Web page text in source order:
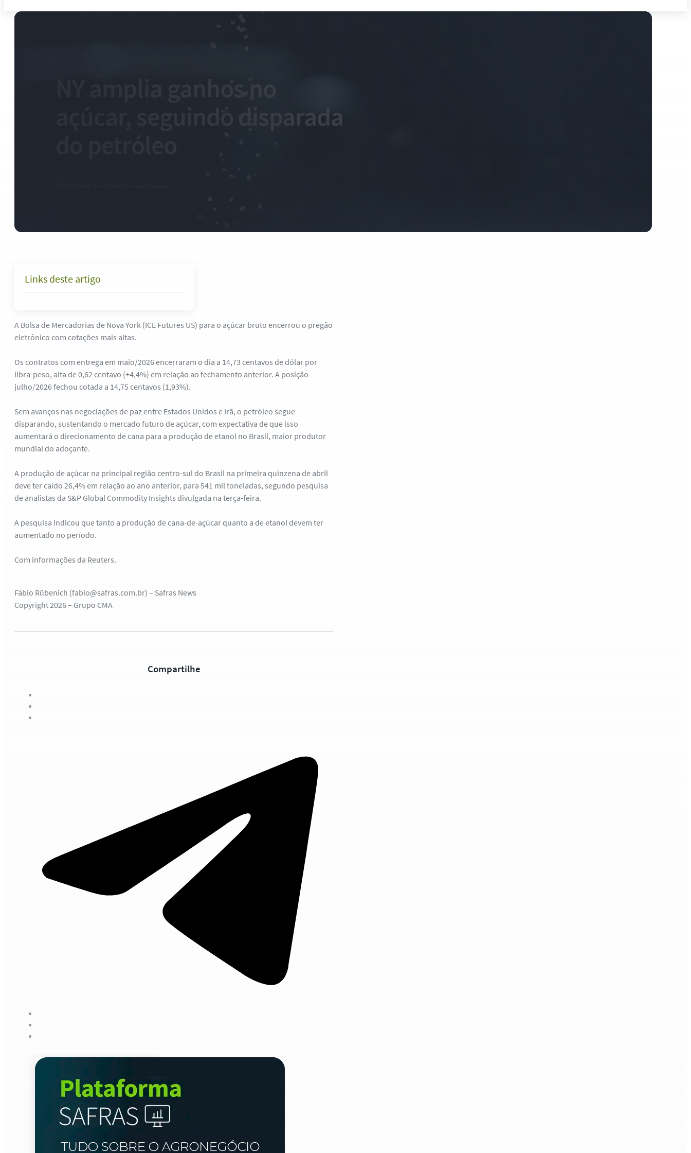
açúcar, seguindo disparada
Links deste artigo
A Bolsa de Mercadorias de Nova York (ICE Futures US) para o açúcar bruto encerrou o pregão
eletrônico com cotações mais altas.
Os contratos com entrega em maio/2026 encerraram o dia a 14,73 centavos de dólar por
libra-peso, alta de 0,62 centavo (+4,4%) em relação ao fechamento anterior. A posição
julho/2026 fechou cotada a 14,75 centavos (1,93%).
Sem avanços nas negociações de paz entre Estados Unidos e Irã, o petróleo segue
disparando, sustentando o mercado futuro de açúcar, com expectativa de que isso
aumentará o direcionamento de cana para a produção de etanol no Brasil, maior produtor
mundial do adoçante.
A produção de açúcar na principal região centro-sul do Brasil na primeira quinzena de abril
deve ter caído 26,4% em relação ao ano anterior, para 541 mil toneladas, segundo pesquisa
de analistas da S&P Global Commodity Insights divulgada na terça-feira.
A pesquisa indicou que tanto a produção de cana-de-açúcar quanto a de etanol devem ter
aumentado no período.
Com informações da Reuters.
Fábio Rübenich (fabio@safras.com.br) – Safras News
Copyright 2026 – Grupo CMA
Compartilhe